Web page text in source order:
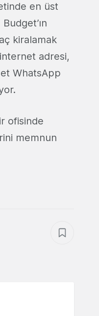
en üst
kiralamak
adresi,
WhatsApp
ofisinde
memnun